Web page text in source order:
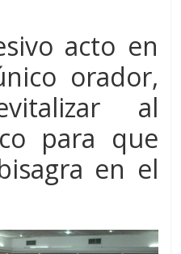
e
n
g
er
p
e
gr
a
m
a
g
e
acto en
orador,
al
para que
en el